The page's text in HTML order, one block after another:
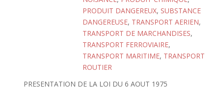
PRODUIT DANGEREUX, SUBSTANCE
DANGEREUSE, TRANSPORT AERIEN,
TRANSPORT DE MARCHANDISES,
TRANSPORT FERROVIAIRE,
TRANSPORT MARITIME, TRANSPORT
ROUTIER
PRESENTATION DE LA LOI DU 6 AOUT 1975